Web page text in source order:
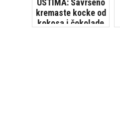
USTIMA: Savršeno
kremaste kocke od
kokosa i čokolade